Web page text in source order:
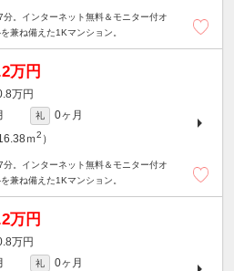
。インターネット無料＆モニター付オ
兼ね備えた1Kマンション。
万円
万円
礼
0ヶ月
ｍ2 ）
。インターネット無料＆モニター付オ
兼ね備えた1Kマンション。
万円
万円
礼
0ヶ月